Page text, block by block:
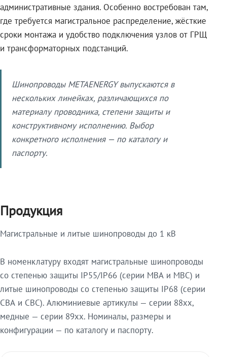
административные здания. Особенно востребован там,
где требуется магистральное распределение, жёсткие
сроки монтажа и удобство подключения узлов от ГРЩ
и трансформаторных подстанций.
Шинопроводы METAENERGY выпускаются в
нескольких линейках, различающихся по
материалу проводника, степени защиты и
конструктивному исполнению. Выбор
конкретного исполнения — по каталогу и
паспорту.
Продукция
Магистральные и литые шинопроводы до 1 кВ
В номенклатуру входят магистральные шинопроводы
со степенью защиты IP55/IP66 (серии МВА и МВС) и
литые шинопроводы со степенью защиты IP68 (серии
СВА и СВС). Алюминиевые артикулы — серии 88xx,
медные — серии 89xx. Номиналы, размеры и
конфигурации — по каталогу и паспорту.